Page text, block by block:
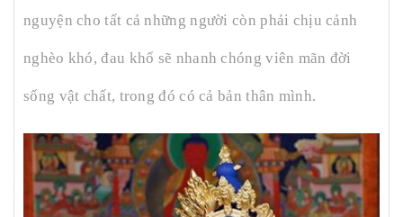
nguyện cho tất cả những người còn phải chịu cảnh
nghèo khó, đau khổ sẽ nhanh chóng viên mãn đời
sống vật chất, trong đó có cả bản thân mình.